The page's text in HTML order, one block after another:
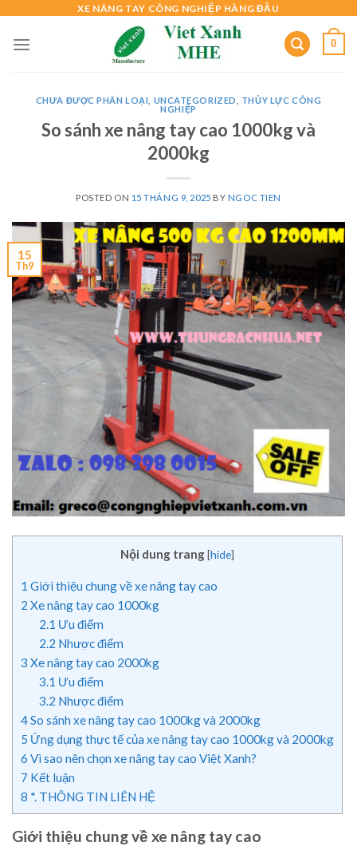
content
XE NÂNG TAY CÔNG NGHIỆP HÀNG ĐẦU
0
CHƯA ĐƯỢC PHÂN LOẠI UNCATEGORIZED
THỦY LỰC CÔNG
NGHIỆP
So sánh xe nâng tay cao 1000kg và
2000kg
POSTED ON 15 THÁNG 9, 2025 BY NGOC TIEN
15
Th9
Nội dung trang [hide]
1 Giới thiệu chung về xe nâng tay cao
2 Xe nâng tay cao 1000kg
2.1 Ưu điểm
2.2 Nhược điểm
3 Xe nâng tay cao 2000kg
3.1 Ưu điểm
3.2 Nhược điểm
4So sánh xe nâng tay cao 1000kg và 2000kg
5 Ứng dụng thực tế của xe nâng tay cao 1000kg và 2000kg
6 Vì sao nên chọn xe nâng tay cao Việt Xanh?
7 Kết luận
8 *. THÔNG TIN LIÊN HỆ
Giới thiệu chung về xe nâng tay cao